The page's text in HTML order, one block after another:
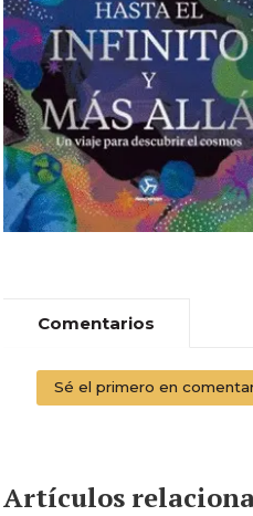
Comentarios
Sé el primero en
Artículos